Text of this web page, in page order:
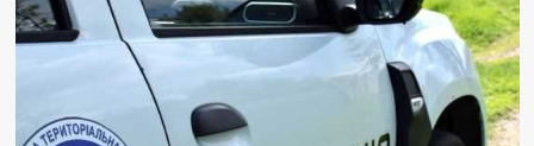
чоловіки
масово
чергах
до